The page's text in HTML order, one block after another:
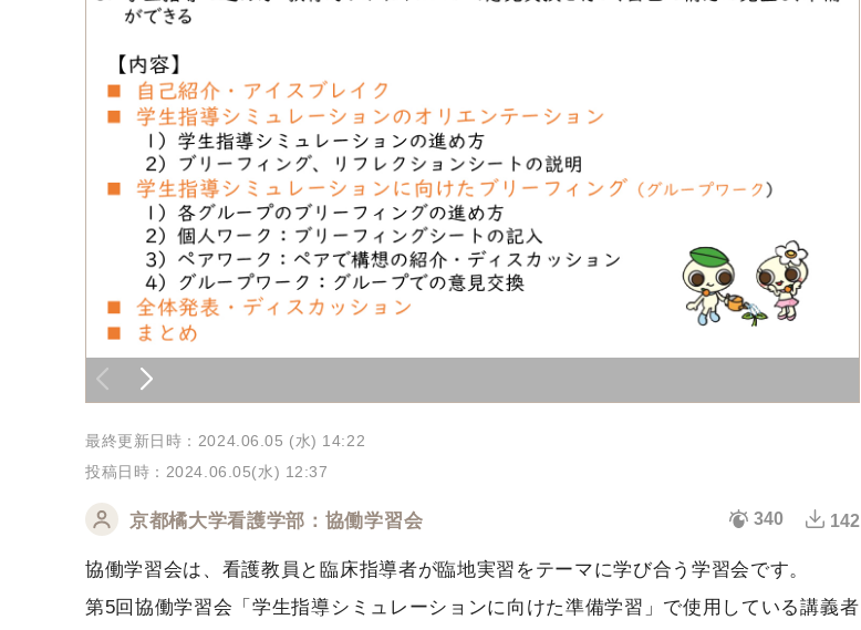
最終更新日時：2024.06.05 (水) 14:22
投稿日時：2024.06.05(水) 12:37
京都橘大学看護学部：協働学習会 340 142
協働学習会は、看護教員と臨床指導者が臨地実習をテーマに学び合う学習会です。
第5回協働学習会「学生指導シミュレーションに向けた準備学習」で使用している講義者